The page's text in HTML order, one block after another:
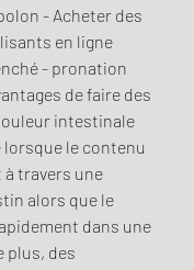
- Acheter des
en ligne
- pronation
de faire des
intestinale
le contenu
travers une
alors que le
dans une
plus, des